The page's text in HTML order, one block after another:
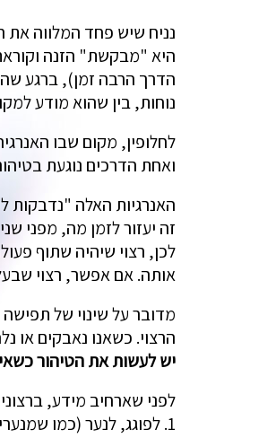
נניח שיש פחד המלווה את
היא "מבקשת" הזנה
הדרך הרבה זמן), ברגע
נוחות, בין שהוא מודע
לחלופין, מקום שבו
ואחת הדרכים נוגעת
האנרגיות האלה "נדבקות
זה יעזור לזמן מה, מפני
לכן, רצוי שיהיה שתוף
אותה. אם אפשר, רצוי
מדובר על שינוי של
הרצוי. כשאנו נאבקים או
יש לעשות את הטיהור
לפני שארחיב מידע,
1. לפוגג, לנער (כמו